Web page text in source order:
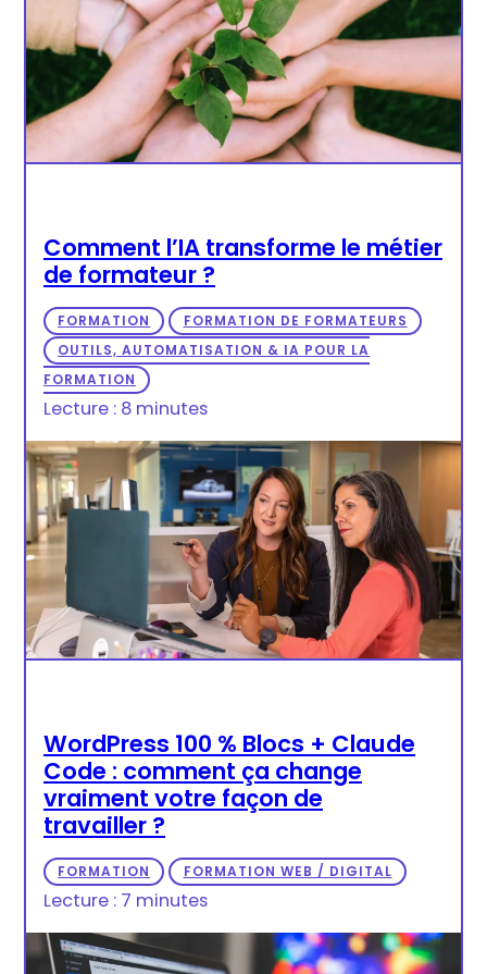
Comment l’IA transforme le métier
de formateur ?
FORMATION
FORMATION DE FORMATEURS
OUTILS, AUTOMATISATION & IA POUR LA
FORMATION
Lecture : 8 minutes
WordPress 100 % Blocs + Claude
Code : comment ça change
vraiment votre façon de
travailler ?
FORMATION FORMATION WEB / DIGITAL
Lecture : 7 minutes